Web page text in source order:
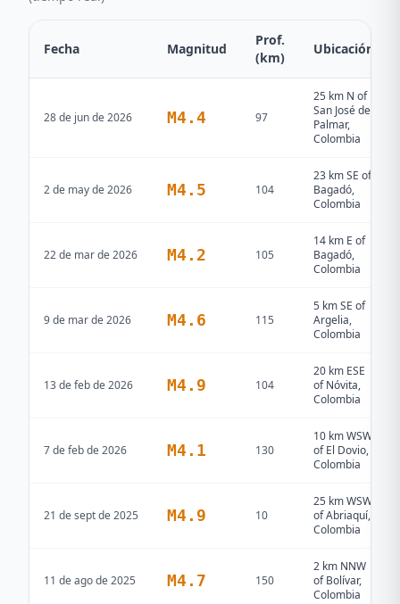
Fecha Magnitud
Prof.
(km)
Ubicación
28 de jun de 2026 M4.4 97
25 km N of
San José del
Palmar,
Colombia
2 de may de 2026 M4.5 104
23 km SE of
Bagadó,
Colombia
22 de mar de 2026 M4.2 105
14 km E of
Bagadó,
Colombia
9 de mar de 2026 M4.6 115
5 km SE of
Argelia,
Colombia
13 de feb de 2026 M4.9 104
20 km ESE
of Nóvita,
Colombia
7 de feb de 2026 M4.1 130
10 km WSW
of El Dovio,
Colombia
21 de sept de 2025 M4.9 10
25 km WSW
of Abriaquí,
Colombia
11 de ago de 2025 M4.7 150
2 km NNW
of Bolívar,
Colombia